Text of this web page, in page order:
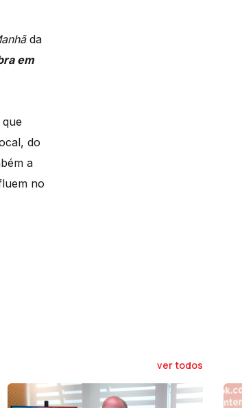
da
em
do
a
no
ver todos